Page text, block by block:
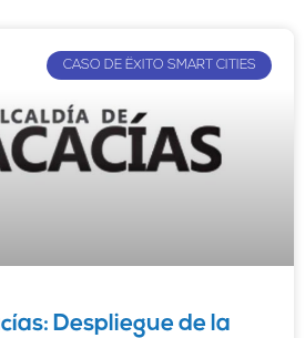
CASO DE ËXITO SMART CITIES
Despliegue de la